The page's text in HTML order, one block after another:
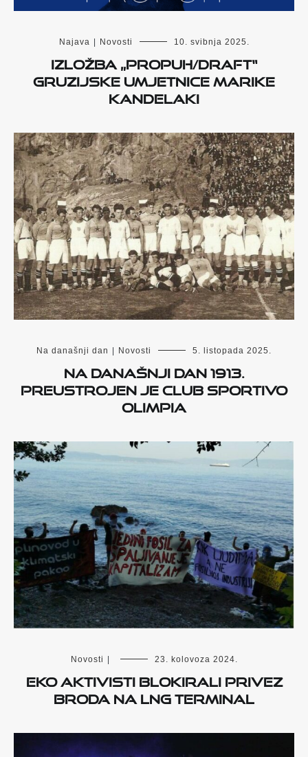
Najava Novosti 10. svibnja 2025.
Izložba „PROPUH/DRAFT“
gruzijske umjetnice Marike
Kandelaki
Na današnji dan Novosti 5. listopada 2025.
Na današnji dan 1913.
preustrojen je Club Sportivo
Olimpia
Novosti 23. kolovoza 2024.
Eko aktivisti blokirali privez
broda na LNG terminal